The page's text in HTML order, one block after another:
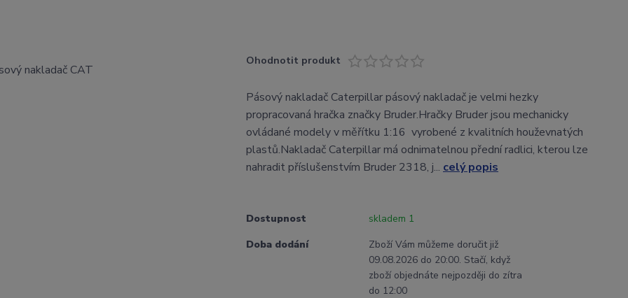
Ohodnotit produkt
Pásový nakladač Caterpillar pásový nakladač je velmi hezky
propracovaná hračka značky Bruder.Hračky Bruder jsou mechanicky
ovládané modely v měřítku 1:16 vyrobené z kvalitních houževnatých
plastů.Nakladač Caterpillar má odnimatelnou přední radlici, kterou lze
nahradit příslušenstvím Bruder 2318, j... celý popis
Dostupnost
skladem 1
Doba dodání
Zboží Vám můžeme doručit již
09.08.2026 do 20:00. Stačí, když
zboží objednáte nejpozději do zítra
do 12:00